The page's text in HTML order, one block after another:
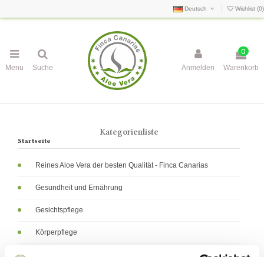
Deutsch Wishlist (0)
Menu Suche Anmelden
0
Warenkorb
Kategorienliste
Startseite
Reines Aloe Vera der besten Qualität - Finca Canarias
Gesundheit und Ernährung
Gesichtspflege
Körperpflege